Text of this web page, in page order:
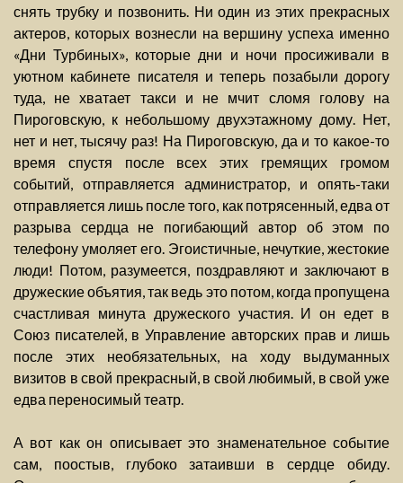
снять трубку и позвонить. Ни один из этих прекрасных
актеров, которых вознесли на вершину успеха именно
«Дни Турбиных», которые дни и ночи просиживали в
уютном кабинете писателя и теперь позабыли дорогу
туда, не хватает такси и не мчит сломя голову на
Пироговскую, к небольшому двухэтажному дому. Нет,
нет и нет, тысячу раз! На Пироговскую, да и то какое-то
время спустя после всех этих гремящих громом
событий, отправляется администратор, и опять-таки
отправляется лишь после того, как потрясенный, едва от
разрыва сердца не погибающий автор об этом по
телефону умоляет его. Эгоистичные, нечуткие, жестокие
люди! Потом, разумеется, поздравляют и заключают в
дружеские объятия, так ведь это потом, когда пропущена
счастливая минута дружеского участия. И он едет в
Союз писателей, в Управление авторских прав и лишь
после этих необязательных, на ходу выдуманных
визитов в свой прекрасный, в свой любимый, в свой уже
едва переносимый театр.
А вот как он описывает это знаменательное событие
сам, поостыв, глубоко затаивши в сердце обиду.